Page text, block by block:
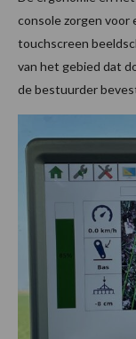
console zorgen voor
touchscreen
van het gebied dat
de bestuurder